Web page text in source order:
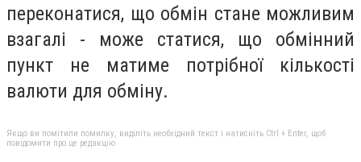
переконатися, що обмін стане можливим
взагалі - може статися, що обмінний
пункт не матиме потрібної кількості
валюти для обміну.
Якщо ви помітили помилку, виділіть необхідний текст і натисніть Ctrl + Enter, щоб
повідомити про це редакцію